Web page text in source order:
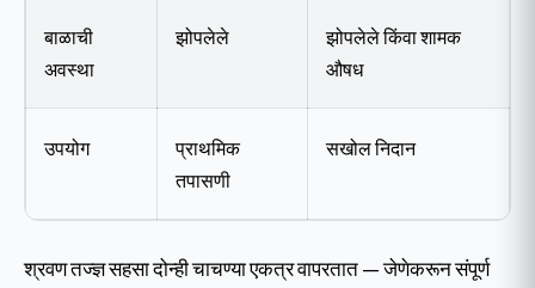
बाळाची
अवस्था
झोपलेले
झोपलेले किंवा शामक
औषध
उपयोग
प्राथमिक
तपासणी
सखोल निदान
श्रवण तज्ज्ञ सहसा दोन्ही चाचण्या एकत्र वापरतात — जेणेकरून संपूर्ण